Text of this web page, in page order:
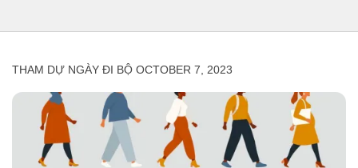
THAM DỰ NGÀY ĐI BỘ OCTOBER 7, 2023